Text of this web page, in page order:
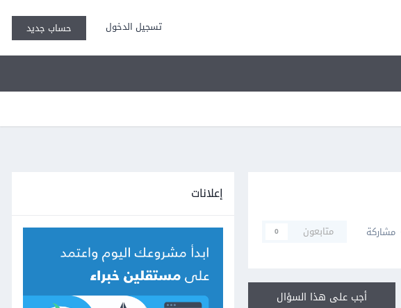
تسجيل الدخول حساب جديد
مشاركة متابعون 0
أجب على هذا السؤال
إعلانات